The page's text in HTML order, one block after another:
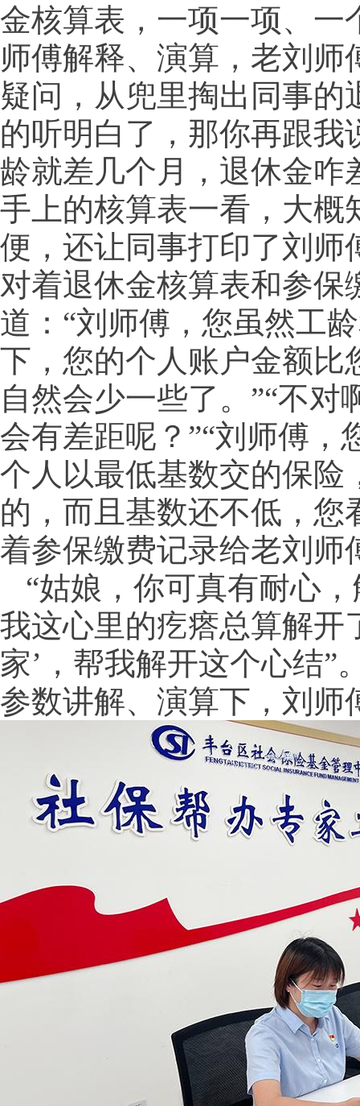
金核算表，一项一项、一
师傅解释、演算，老刘
疑问，从兜里掏出同事的
的听明白了，那你再跟
龄就差几个月，退休金咋
手上的核算表一看，大概
便，还让同事打印了刘师
对着退休金核算表和参
道：“刘师傅，您虽然工
下，您的个人账户金额比
自然会少一些了。”“不
会有差距呢？”“刘师傅
个人以最低基数交的保险
的，而且基数还不低，您
着参保缴费记录给老刘师
“姑娘，你可真有耐心
我这心里的疙瘩总算解开
家’，帮我解开这个心结”
参数讲解、演算下，刘师